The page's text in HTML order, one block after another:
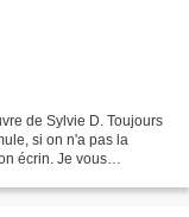
de Sylvie D. Toujours
si on n'a pas la
écrin. Je vous